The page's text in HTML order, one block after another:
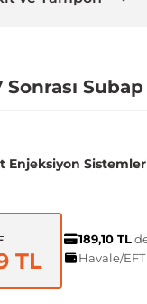
Subap
Enjeksiyon
TL
189,10 TL
Havale/